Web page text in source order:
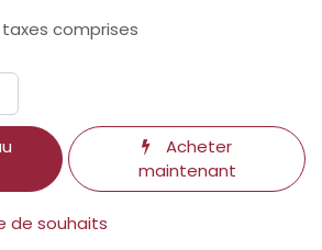
comprises
Acheter
maintenant
de souhaits